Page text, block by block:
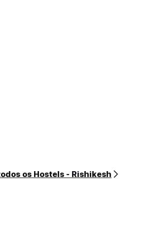
os Hostels - Rishikesh